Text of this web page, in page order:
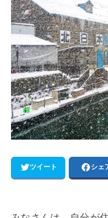
ツイート シェ